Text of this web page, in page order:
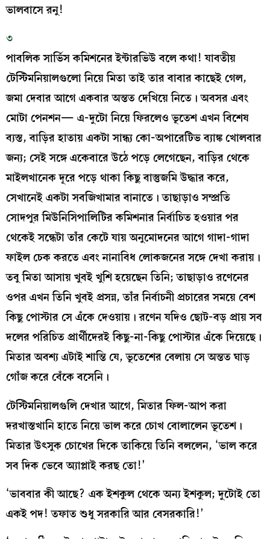
ভালবাসে রনু!
৩
পাবলিক সার্ভিস কমিশনের ইন্টারভিউ বলে কথা! যাবতীয়
টেস্টিমনিয়ালগুলো নিয়ে মিতা তাই তার বাবার কাছেই গেল,
জমা দেবার আগে একবার অন্তত দেখিয়ে নিতে। অবসর এবং
মোটা পেনশন— এ-দুটো নিয়ে ফিরলেও ভূতেশ এখন বিশেষ
ব্যস্ত, বাড়ির হাতায় একটা সান্ধ্য কো-অপারেটিভ ব্যাঙ্ক খোলবার
জন্য; সেই সঙ্গে একেবারে উঠে পড়ে লেগেছেন, বাড়ির থেকে
মাইলখানেক দূরে পড়ে থাকা কিছু বাস্তুজমি উদ্ধার করে,
সেখানেই একটা সবজিখামার বানাতে। তাছাড়াও সম্প্রতি
সোদপুর মিউনিসিপালিটির কমিশনার নির্বাচিত হওয়ার পর
থেকেই সন্ধেটা তাঁর কেটে যায় অনুমোদনের আগে গাদা-গাদা
ফাইল চেক করতে এবং নানাবিধ লোকজনের সঙ্গে দেখা করায়।
তবু মিতা আসায় খুবই খুশি হয়েছেন তিনি; তাছাড়াও রণেনের
ওপর এখন তিনি খুবই প্রসন্ন, তাঁর নির্বাচনী প্রচারের সময়ে বেশ
কিছু পোস্টার সে এঁকে দেওয়ায়। রণেন যদিও ছোট-বড় প্রায় সব
দলের পরিচিত প্রার্থীদেরই কিছু-না-কিছু পোস্টার এঁকে দিয়েছে।
মিতার অবশ্য এটাই শান্তি যে, ভূতেশের বেলায় সে অন্তত ঘাড়
গোঁজ করে বেঁকে বসেনি।
টেস্টিমনিয়ালগুলি দেখার আগে, মিতার ফিল-আপ করা
দরখাস্তখানি হাতে নিয়ে ভাল করে চোখ বোলালেন ভূতেশ।
মিতার উৎসুক চোখের দিকে তাকিয়ে তিনি বললেন, ‘ভাল করে
সব দিক ভেবে অ্যাপ্লাই করছ তো!’
‘ভাববার কী আছে? এক ইশকুল থেকে অন্য ইশকুল; দুটোই তো
একই পদ! তফাত শুধু সরকারি আর বেসরকারি!’